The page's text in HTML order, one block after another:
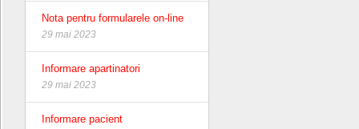
Nota pentru formularele on-line
29 mai 2023
Informare apartinatori
29 mai 2023
Informare pacient